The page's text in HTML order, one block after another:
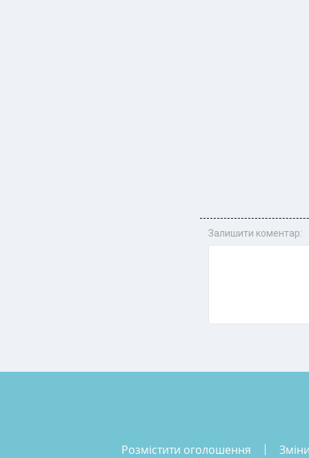
Залишити коментар:
розмістити оголошення